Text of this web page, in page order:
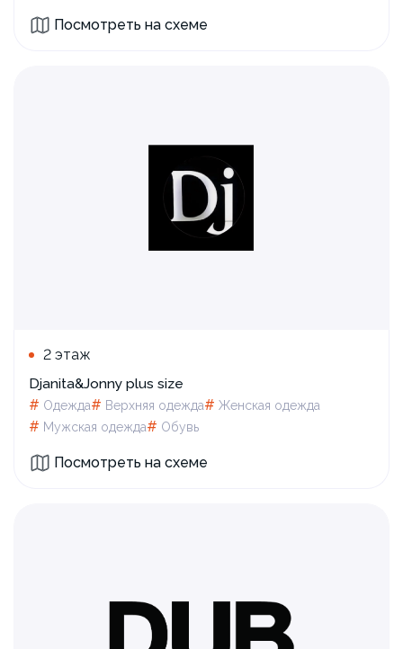
Посмотреть на схеме
2 этаж
Djanita&Jonny plus size
# Одежда# Верхняя одежда# Женская одежда
# Мужская одежда# Обувь
Посмотреть на схеме